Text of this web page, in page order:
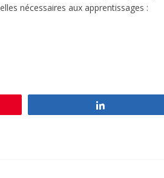
nécessaires aux apprentissages :